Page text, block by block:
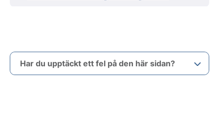
Har du upptäckt ett fel på den här sidan?